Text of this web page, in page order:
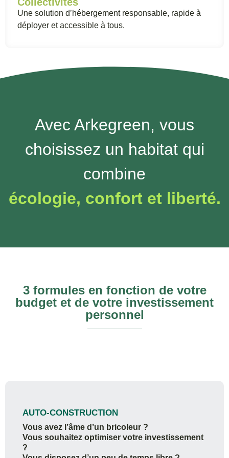
Une solution d’hébergement responsable, rapide à
déployer et accessible à tous.
Avec Arkegreen, vous
choisissez un habitat qui
combine
écologie, confort et liberté.
3 formules en fonction de votre
budget et de votre investissement
personnel
AUTO-CONSTRUCTION
Vous avez l’âme d’un bricoleur ?
Vous souhaitez optimiser votre investissement
?